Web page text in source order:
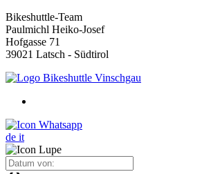
Bikeshuttle-Team
Paulmichl Heiko-Josef
Hofgasse 71
39021 Latsch - Südtirol
de it